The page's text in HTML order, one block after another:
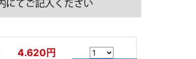
4.620円